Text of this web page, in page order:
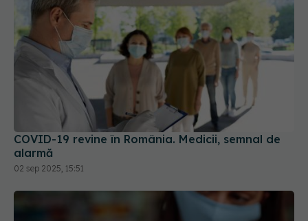
COVID-19 revine în România. Medicii, semnal de
alarmă
02 sep 2025, 15:51